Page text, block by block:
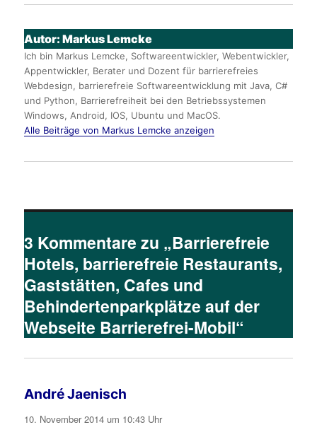
Autor: Markus Lemcke
Ich bin Markus Lemcke, Softwareentwickler, Webentwickler,
Appentwickler, Berater und Dozent für barrierefreies
Webdesign, barrierefreie Softwareentwicklung mit Java, C#
und Python, Barrierefreiheit bei den Betriebssystemen
Windows, Android, IOS, Ubuntu und MacOS.
Alle Beiträge von Markus Lemcke anzeigen
3 Kommentare zu „Barrierefreie
Hotels, barrierefreie Restaurants,
Gaststätten, Cafes und
Behindertenparkplätze auf der
Webseite Barrierefrei-Mobil“
André Jaenisch
10. November 2014 um 10:43 Uhr